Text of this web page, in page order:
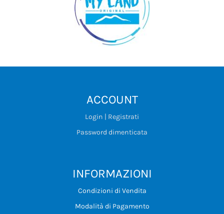
ACCOUNT
Login | Registrati
Password dimenticata
INFORMAZIONI
Condizioni di Vendita
Modalità di Pagamento